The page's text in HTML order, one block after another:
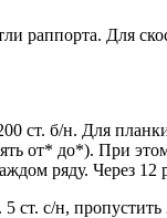
раппорта. Для
б/н. Для
от* до*). При
ряду. Через 12
с/н, пропустить